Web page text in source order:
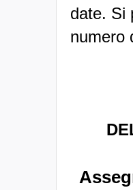
date. Si
numero